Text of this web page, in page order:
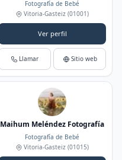
Fotografía de Bebé
Vitoria-Gasteiz (01001)
Ver perfil
Llamar Sitio web
Maihum Meléndez Fotografía
Fotografía de Bebé
Vitoria-Gasteiz (01015)